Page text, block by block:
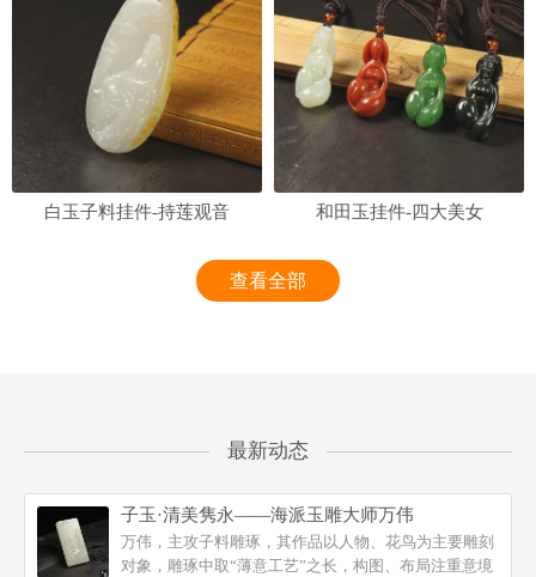
白玉子料挂件-持莲观音 和田玉挂件-四大美女
查看全部
最新动态
子玉·清美隽永——海派玉雕大师万伟
万伟，主攻子料雕琢，其作品以人物、花鸟为主要雕刻
对象，雕琢中取“薄意工艺”之长，构图、布局注重意境